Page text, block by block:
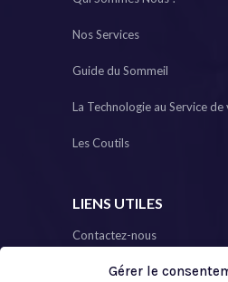
Gérer le
Nos Services
Guide du Sommeil
La Technologie au Service
Les Coutils
LIENS UTILES
Contactez-nous
Plan de Site